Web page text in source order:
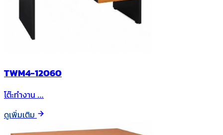
TWM4-12060
โต๊ะทำงาน …
ดูเพิ่มเติม